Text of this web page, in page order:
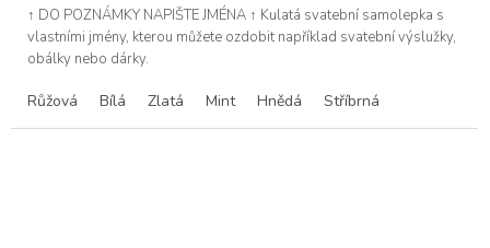
↑ DO POZNÁMKY NAPIŠTE JMÉNA ↑ Kulatá svatební samolepka s
vlastními jmény, kterou můžete ozdobit například svatební výslužky,
obálky nebo dárky.
Růžová Bílá Zlatá Mint Hnědá Stříbrná